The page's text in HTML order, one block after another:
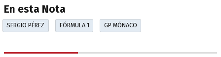
En esta Nota
SERGIO PÉREZ FÓRMULA 1 GP MÓNACO